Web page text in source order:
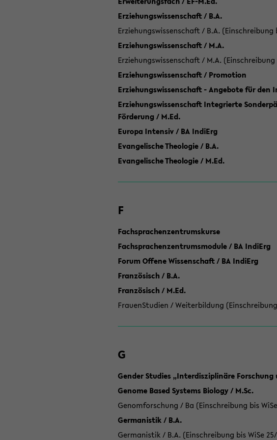
Erziehungswissenschaft / B.A.
Erziehungswissenschaft / B.A. (Einschreibung
Erziehungswissenschaft / M.A.
Erziehungswissenschaft / M.A. (Einschreibung
Erziehungswissenschaft / Promotion
Erziehungswissenschaft - Angebote für den
Erziehungswissenschaft Integrierte
Förderung / M.Ed.
Europa Intensiv / BA IndiErg
Evangelische Theologie / B.A.
Evangelische Theologie / M.Ed.
F
Fachsprachenzentrumskurse
Fachsprachenzentrumsmodule / BA IndiErg
Forum Offene Wissenschaft / BA IndiErg
Französisch / B.A.
Französisch / M.Ed.
FrauenStudien / Weiterbildung
G
Gender Studies „Interdisziplinäre
Genome Based Systems Biology / M.Sc.
Genomforschung / Ba (Einschreibung bis
Germanistik / B.A.
Germanistik / B.A. (Einschreibung bis WiSe